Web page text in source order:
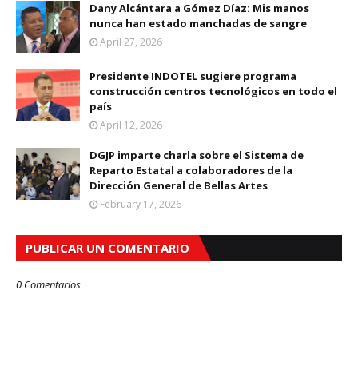
Dany Alcántara a Gómez Díaz: Mis manos
nunca han estado manchadas de sangre
April 27, 2026
Presidente INDOTEL sugiere programa
construcción centros tecnológicos en todo el
país
April 12, 2026
DGJP imparte charla sobre el Sistema de
Reparto Estatal a colaboradores de la
Dirección General de Bellas Artes
February 17, 2026
PUBLICAR UN COMENTARIO
0 Comentarios